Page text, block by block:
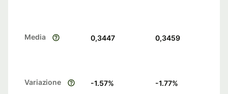
Media 0,3447 0,3459
Variazione -1.57% -1.77%